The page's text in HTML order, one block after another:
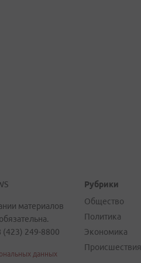
материалов
(423) 249-8800
данных
Рубрики
Общество
Политика
Экономика
Происшествия